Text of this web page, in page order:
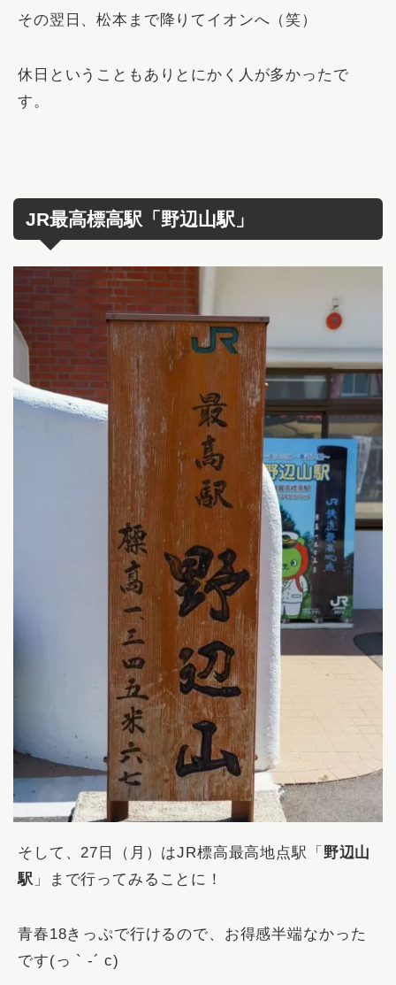
その翌日、松本まで降りてイオンへ（笑）
休日ということもありとにかく人が多かったで
す。
JR最高標高駅「野辺山駅」
そして、27日（月）はJR標高最高地点駅「 野辺山
駅 」まで行ってみることに！
青春18きっぷで行けるので、お得感半端なかった
です(っ ` -´ c)